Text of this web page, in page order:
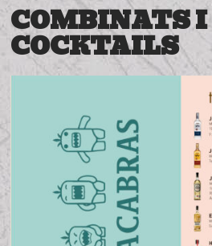
COMBINATS I
COCKTAILS